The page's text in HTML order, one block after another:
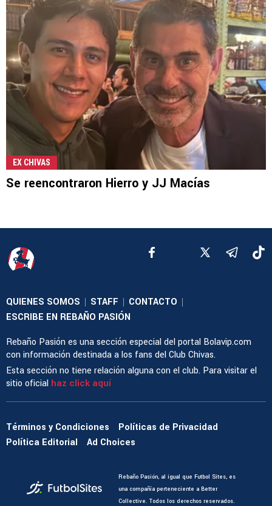
EX CHIVAS
Se reencontraron Hierro y JJ Macías
QUIENES SOMOS STAFF CONTACTO
ESCRIBE EN REBAÑO PASIÓN
Rebaño Pasión es una sección especial del portal Bolavip.com
con información destinada a los fans del Club Chivas.
Esta sección no tiene relación alguna con el club. Para visitar el
sitio oficial haz click aquí
Términos y Condiciones
Políticas de Privacidad
Política Editorial
Ad Choices
Rebaño Pasión, al igual que Futbol Sites, es
una compañía perteneciente a Better
Collective. Todos los derechos reservados.